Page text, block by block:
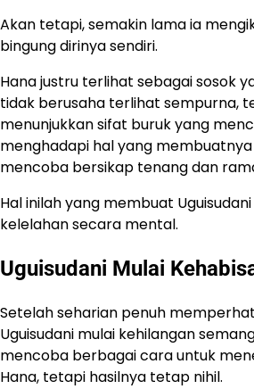
Akan tetapi, semakin lama ia
bingung dirinya sendiri.
Hana justru terlihat sebagai sosok
tidak berusaha terlihat sempurna,
menunjukkan sifat buruk yang
menghadapi hal yang
mencoba bersikap tenang dan
Hal inilah yang membuat
kelelahan secara mental.
Uguisudani Mulai
Setelah seharian penuh
Uguisudani mulai kehilangan
mencoba berbagai cara untuk
Hana, tetapi hasilnya tetap nihil.